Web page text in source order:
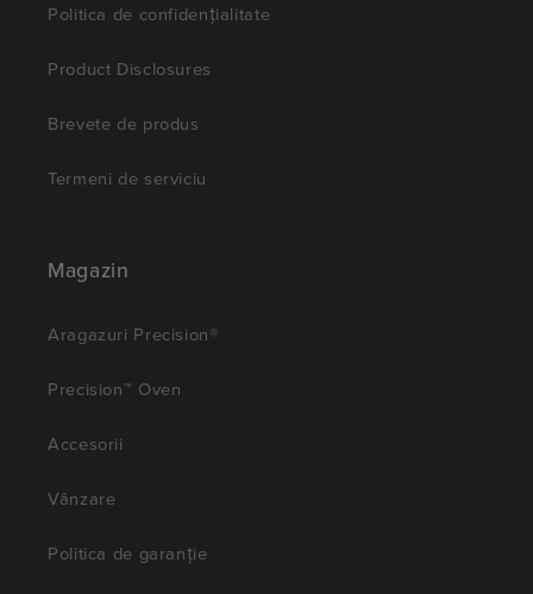
Politica de confidențialitate
Product Disclosures
Brevete de produs
Termeni de serviciu
Magazin
Aragazuri Precision®
Precision™ Oven
Accesorii
Vânzare
Politica de garanție